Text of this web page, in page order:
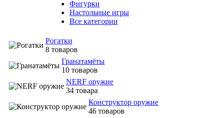
Фигурки
Настольные игры
Все категории
Рогатки
8 товаров
Гранатамёты
10 товаров
NERF оружие
34 товара
Конструктор оружие
46 товаров